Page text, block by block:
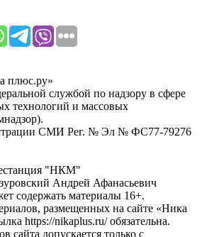
плюс.ру»
службой по надзору в сфере
технологий и массовых
СМИ Рег. № Эл № ФС77-79276
"НКМ"
Андрей Афанасьевич
содержать материалы 16+.
размещенных на сайте «Ника
https://nikaplus.ru/ обязательна.
сайта допускается только с